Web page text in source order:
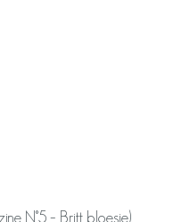
N°5 – Britt bloesje).